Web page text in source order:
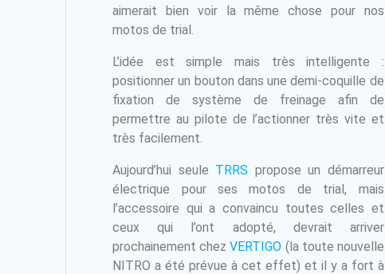
aimerait bien voir la même chose pour nos
motos de trial.
L’idée est simple mais très intelligente :
positionner un bouton dans une demi-coquille de
fixation de système de freinage afin de
permettre au pilote de l’actionner très vite et
très facilement.
Aujourd’hui seule TRRS propose un démarreur
électrique pour ses motos de trial, mais
l’accessoire qui a convaincu toutes celles et
ceux qui l’ont adopté, devrait arriver
prochainement chezVERTIGO (la toute nouvelle
NITRO a été prévue à cet effet) et il y a fort à